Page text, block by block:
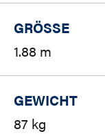
GRÖSSE
1.88 m
GEWICHT
87 kg